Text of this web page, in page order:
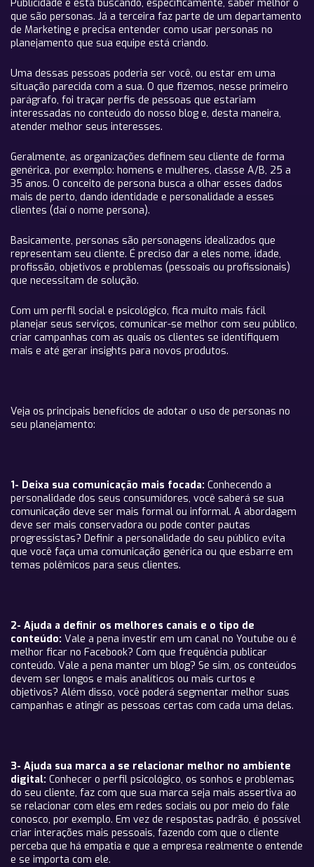
Publicidade e está buscando, especificamente, saber melhor o
que são personas. Já a terceira faz parte de um departamento
de Marketing e precisa entender como usar personas no
planejamento que sua equipe está criando.
Uma dessas pessoas poderia ser você, ou estar em uma
situação parecida com a sua. O que fizemos, nesse primeiro
parágrafo, foi traçar perfis de pessoas que estariam
interessadas no conteúdo do nosso blog e, desta maneira,
atender melhor seus interesses.
Geralmente, as organizações definem seu cliente de forma
genérica, por exemplo: homens e mulheres, classe A/B, 25 a
35 anos. O conceito de persona busca a olhar esses dados
mais de perto, dando identidade e personalidade a esses
clientes (daí o nome persona).
Basicamente, personas são personagens idealizados que
representam seu cliente. É preciso dar a eles nome, idade,
profissão, objetivos e problemas (pessoais ou profissionais)
que necessitam de solução.
Com um perfil social e psicológico, fica muito mais fácil
planejar seus serviços, comunicar-se melhor com seu público,
criar campanhas com as quais os clientes se identifiquem
mais e até gerar insights para novos produtos.
Veja os principais benefícios de adotar o uso de personas no
seu planejamento:
1- Deixa sua comunicação mais focada: Conhecendo a
personalidade dos seus consumidores, você saberá se sua
comunicação deve ser mais formal ou informal. A abordagem
deve ser mais conservadora ou pode conter pautas
progressistas? Definir a personalidade do seu público evita
que você faça uma comunicação genérica ou que esbarre em
temas polêmicos para seus clientes.
2- Ajuda a definir os melhores canais e o tipo de
conteúdo: Vale a pena investir em um canal no Youtube ou é
melhor ficar no Facebook? Com que frequência publicar
conteúdo. Vale a pena manter um blog? Se sim, os conteúdos
devem ser longos e mais analíticos ou mais curtos e
objetivos? Além disso, você poderá segmentar melhor suas
campanhas e atingir as pessoas certas com cada uma delas.
3- Ajuda sua marca a se relacionar melhor no ambiente
digital: Conhecer o perfil psicológico, os sonhos e problemas
do seu cliente, faz com que sua marca seja mais assertiva ao
se relacionar com eles em redes sociais ou por meio do fale
conosco, por exemplo. Em vez de respostas padrão, é possível
criar interações mais pessoais, fazendo com que o cliente
perceba que há empatia e que a empresa realmente o entende
e se importa com ele.